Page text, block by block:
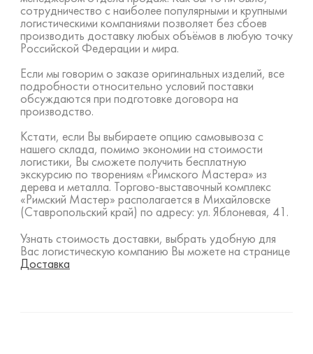
сотрудничество с наиболее популярными и крупными
логистическими компаниями позволяет без сбоев
производить доставку любых объёмов в любую точку
Российской Федерации и мира.
Если мы говорим о заказе оригинальных изделий, все
подробности относительно условий поставки
обсуждаются при подготовке договора на
производство.
Кстати, если Вы выбираете опцию самовывоза с
нашего склада, помимо экономии на стоимости
логистики, Вы сможете получить бесплатную
экскурсию по творениям «Римского Мастера» из
дерева и металла. Торгово-выставочный комплекс
«Римский Мастер» располагается в Михайловске
(Ставропольский край) по адресу: ул. Яблоневая, 41.
Узнать стоимость доставки, выбрать удобную для
Вас логистическую компанию Вы можете на странице
Доставка